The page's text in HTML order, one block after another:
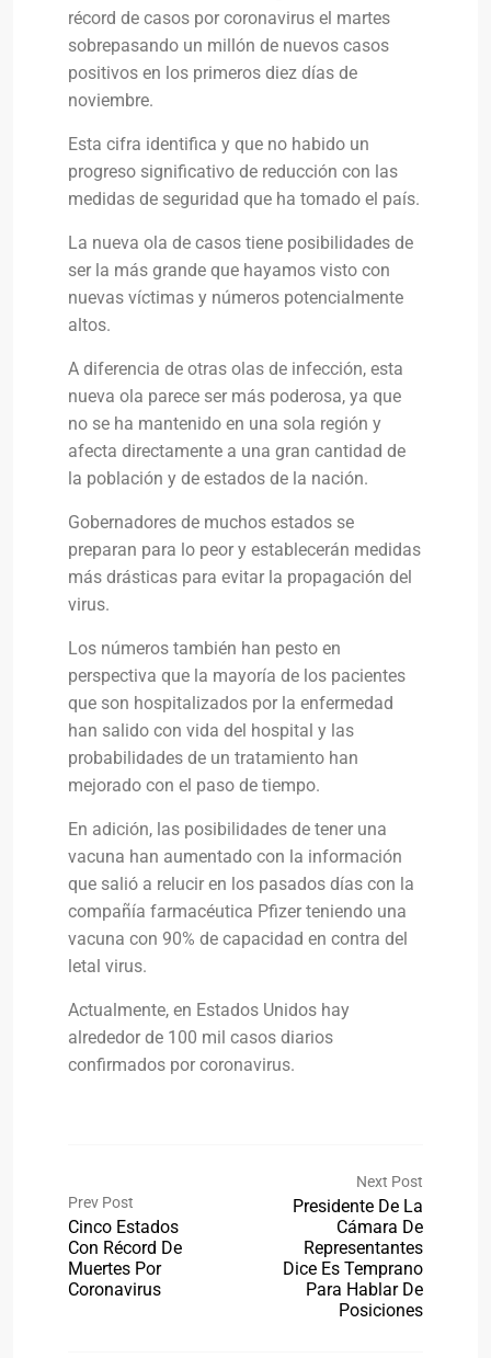
récord de casos por coronavirus el martes
sobrepasando un millón de nuevos casos
positivos en los primeros diez días de
noviembre.
Esta cifra identifica y que no habido un
progreso significativo de reducción con las
medidas de seguridad que ha tomado el país.
La nueva ola de casos tiene posibilidades de
ser la más grande que hayamos visto con
nuevas víctimas y números potencialmente
altos.
A diferencia de otras olas de infección, esta
nueva ola parece ser más poderosa, ya que
no se ha mantenido en una sola región y
afecta directamente a una gran cantidad de
la población y de estados de la nación.
Gobernadores de muchos estados se
preparan para lo peor y establecerán medidas
más drásticas para evitar la propagación del
virus.
Los números también han pesto en
perspectiva que la mayoría de los pacientes
que son hospitalizados por la enfermedad
han salido con vida del hospital y las
probabilidades de un tratamiento han
mejorado con el paso de tiempo.
En adición, las posibilidades de tener una
vacuna han aumentado con la información
que salió a relucir en los pasados días con la
compañía farmacéutica Pfizer teniendo una
vacuna con 90% de capacidad en contra del
letal virus.
Actualmente, en Estados Unidos hay
alrededor de 100 mil casos diarios
confirmados por coronavirus.
Prev Post
Cinco Estados
Con Récord De
Muertes Por
Coronavirus
Next Post
Presidente De La
Cámara De
Representantes
Dice Es Temprano
Para Hablar De
Posiciones